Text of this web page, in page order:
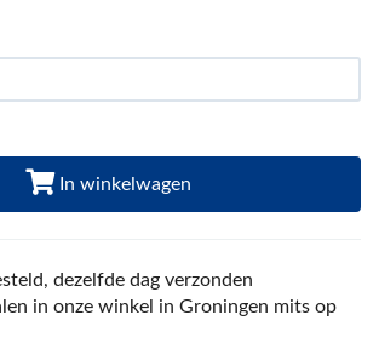
In winkelwagen
dezelfde dag verzonden
in onze winkel in Groningen mits op